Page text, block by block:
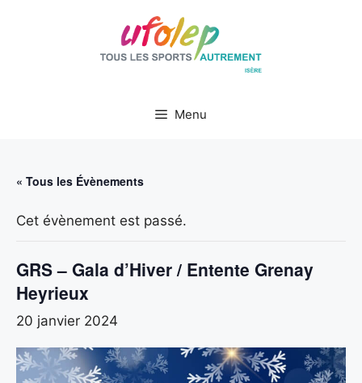
Menu
« Tous les Évènements
Cet évènement est passé.
GRS – Gala d’Hiver / Entente Grenay
Heyrieux
20 janvier 2024